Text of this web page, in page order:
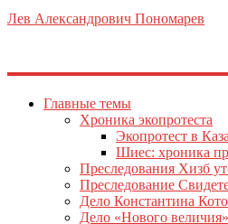
Лев Александрович Пономарев
Главные темы
Хроника экопротеста
Экопротест в
Шиес: хроника
Преследования Хизб
Преследование
Дело Константина
Дело «Нового величия»